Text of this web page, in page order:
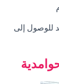
للوصول إلى